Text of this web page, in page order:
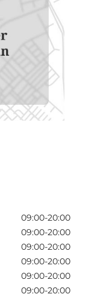
09:00-20:00
09:00-20:00
09:00-20:00
09:00-20:00
09:00-20:00
09:00-20:00